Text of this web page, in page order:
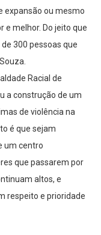
expansão ou mesmo
e melhor. Do jeito que
300 pessoas que
Racial de
a construção de um
de violência na
é que sejam
um centro
que passarem por
altos, e
respeito e prioridade